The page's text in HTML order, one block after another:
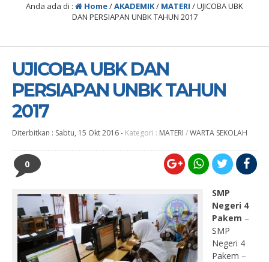
Anda ada di : Home/AKADEMIK/ MATERI /UJICOBA UBK
DAN PERSIAPAN UNBK TAHUN 2017
UJICOBA UBK DAN
PERSIAPAN UNBK TAHUN
2017
Diterbitkan : Sabtu, 15 Okt 2016- Kategori : MATERI /WARTA SEKOLAH
0
SMP
Negeri 4
Pakem –
SMP
Negeri 4
Pakem –